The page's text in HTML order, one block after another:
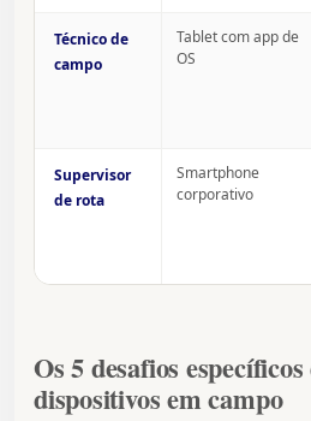
Técnico de
campo
Tablet com app de
OS
Supervisor
de rota
Smartphone
corporativo
Os 5 desafios
dispositivos em campo